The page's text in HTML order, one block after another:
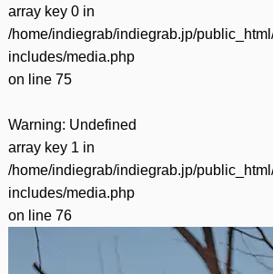
array key 0 in
/home/indiegrab/indiegrab.jp/
includes/media.php
on line 75
Warning: Undefined
array key 1 in
/home/indiegrab/indiegrab.jp/
includes/media.php
on line 76